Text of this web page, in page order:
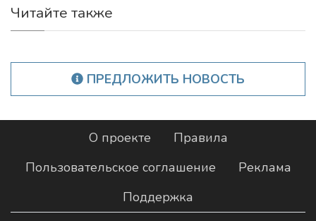
Читайте также
ПРЕДЛОЖИТЬ НОВОСТЬ
О проекте
Правила
Пользовательское соглашение
Реклама
Поддержка